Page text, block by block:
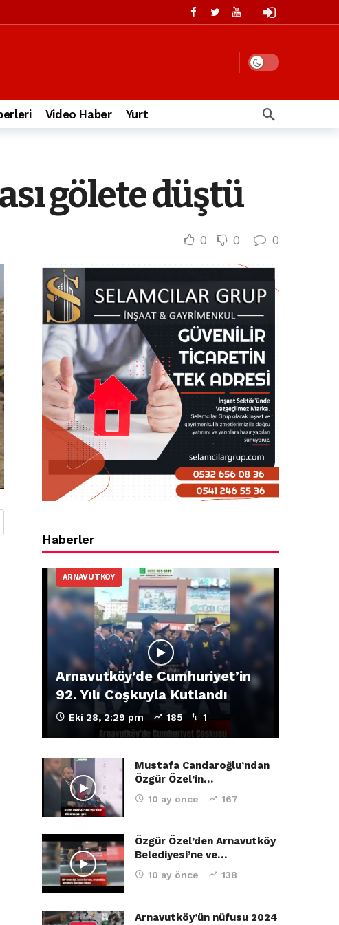
Video Haber Yurt
gölete düştü
0 0 0
Haberler
ARNAVUTKÖY
Arnavutköy’de Cumhuriyet’in
92. Yılı Coşkuyla Kutlandı
Eki 28, 2:29 pm 185 1
Mustafa Candaroğlu’ndan
Özgür Özel’in…
10 ay önce 167
Özgür Özel’den Arnavutköy
Belediyesi’ne ve…
10 ay önce 138
Arnavutköy’ün nüfusu 2024